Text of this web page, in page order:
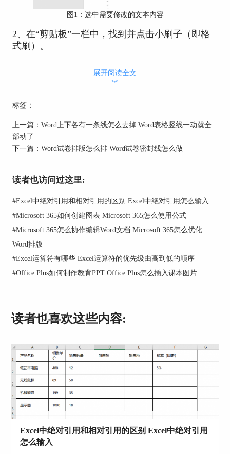
图1：选中需要修改的文本内容
2、在“剪贴板”一栏中，找到并点击小刷子（即格
式刷）。
图2：点击格式刷
3、当看到鼠标变成刷子图标，用鼠标左键点击要
改变大小的字体的起始位置并且按住不放，一直拖
需要注意的是，单击格式刷只能刷一次。若要在多
个位置使用格式刷来统一字体格式，则需要双击格
图4：格式刷的使用
二、Word格式刷改不了字体
展开阅读全文
︾
标签：
上一篇： Word上下各有一条线怎么去掉 Word表格竖线一动就全
部动了
下一篇： Word试卷排版怎么排 Word试卷密封线怎么做
读者也访问过这里:
#Excel中绝对引用和相对引用的区别 Excel中绝对引用怎么输入
#Microsoft 365如何创建图表 Microsoft 365怎么使用公式
#Microsoft 365怎么协作编辑Word文档 Microsoft 365怎么优化
Word排版
#Excel运算符有哪些 Excel运算符的优先级由高到低的顺序
#Office Plus如何制作教育PPT Office Plus怎么插入课本图片
读者也喜欢这些内容:
Excel中绝对引用和相对引用的区别 Excel中绝对引用
怎么输入